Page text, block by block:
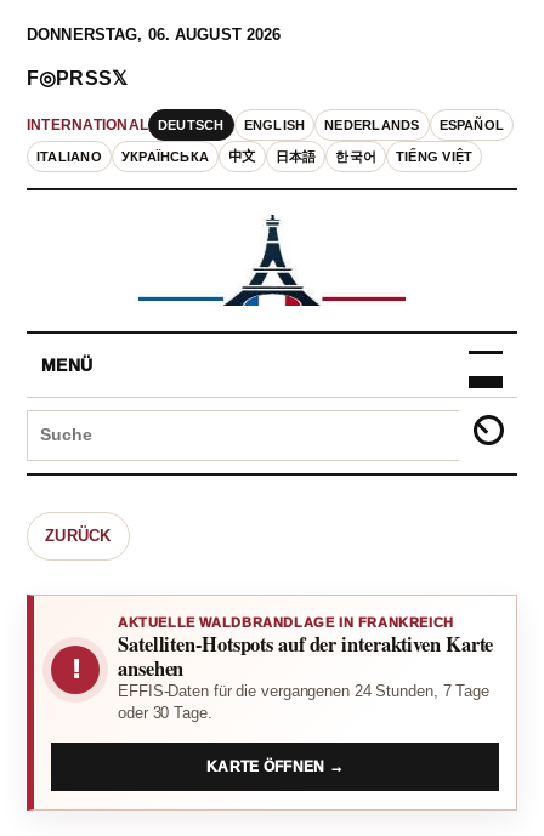
DONNERSTAG, 06. AUGUST 2026
INTERNATIONAL DEUTSCH ENGLISH NEDERLANDS ESPAÑOL
ITALIANO УКРАЇНСЬКА 中文 日本語 한국어 TIẾNG VIỆT
F◎PRSS𝕏
MENÜ
ZURÜCK
!
AKTUELLE WALDBRANDLAGE IN FRANKREICH
Satelliten-Hotspots auf der interaktiven Karte
ansehen
EFFIS-Daten für die vergangenen 24 Stunden, 7 Tage
oder 30 Tage.
KARTE ÖFFNEN →